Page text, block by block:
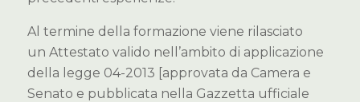
Al termine della formazione viene rilasciato
un Attestato valido nell’ambito di applicazione
della legge 04-2013 [approvata da Camera e
Senato e pubblicata nella Gazzetta ufficiale